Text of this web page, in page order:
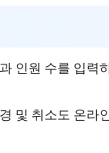
인원 수를 입력
및 취소도 온라